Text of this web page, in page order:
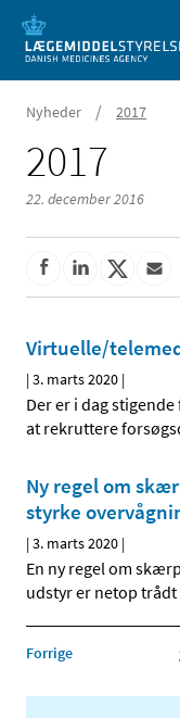
Nyheder / 2017
2017
22. december 2016
Virtuelle/
|3. marts 2020 |
Der er i dag
at rekruttere
Ny regel om
styrke
|3. marts 2020 |
En ny regel om
udstyr er netop trådt
Forrige